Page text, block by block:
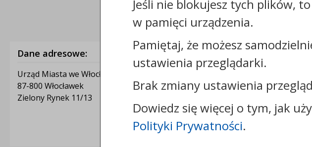
Dane adresowe:
Urząd Miasta we Włocławku
87-800 Włocławek
Zielony Rynek 11/13
Kontakt:
faks: +48544144444
skrytka ePUAP: /
/umwloclawek/skrytka
strona www:
Jeśli nie blokujesz tych plików,
w pamięci urządzenia.
Pamiętaj, że możesz
ustawienia przeglądarki.
Brak zmiany ustawienia
Dowiedz się więcej o tym, jak
Polityki Prywatności.